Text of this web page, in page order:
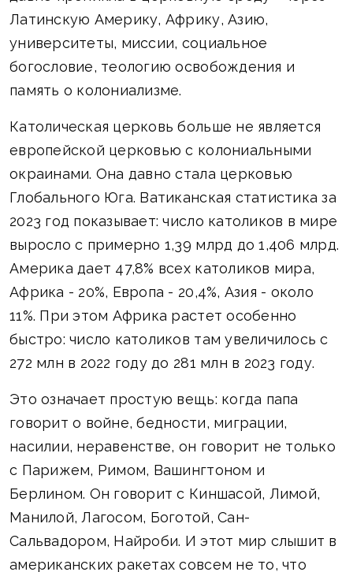
Латинскую Америку, Африку, Азию,
университеты, миссии, социальное
богословие, теологию освобождения и
память о колониализме.
Католическая церковь больше не является
европейской церковью с колониальными
окраинами. Она давно стала церковью
Глобального Юга. Ватиканская статистика за
2023 год показывает: число католиков в мире
выросло с примерно 1,39 млрд до 1,406 млрд.
Америка дает 47,8% всех католиков мира,
Африка - 20%, Европа - 20,4%, Азия - около
11%. При этом Африка растет особенно
быстро: число католиков там увеличилось с
272 млн в 2022 году до 281 млн в 2023 году.
Это означает простую вещь: когда папа
говорит о войне, бедности, миграции,
насилии, неравенстве, он говорит не только
с Парижем, Римом, Вашингтоном и
Берлином. Он говорит с Киншасой, Лимой,
Манилой, Лагосом, Боготой, Сан-
Сальвадором, Найроби. И этот мир слышит в
американских ракетах совсем не то, что